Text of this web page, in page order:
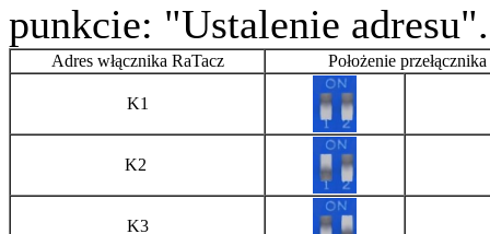
punkcie: "Ustalenie adresu".
Adres włącznika RaTacz Położenie
K1
K2
K3